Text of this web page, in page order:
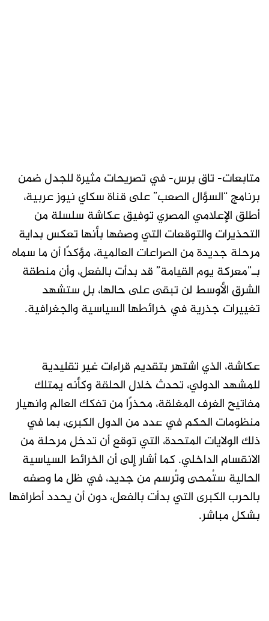
متابعات- تاق برس- في تصريحات مثيرة للجدل ضمن
برنامج “السؤال الصعب” على قناة سكاي نيوز عربية،
أطلق الإعلامي المصري توفيق عكاشة سلسلة من
التحذيرات والتوقعات التي وصفها بأنها تعكس بداية
مرحلة جديدة من الصراعات العالمية، مؤكدًا أن ما سماه
بـ”معركة يوم القيامة” قد بدأت بالفعل، وأن منطقة
الشرق الأوسط لن تبقى على حالها، بل ستشهد
تغييرات جذرية في خرائطها السياسية والجغرافية.
عكاشة، الذي اشتهر بتقديم قراءات غير تقليدية
للمشهد الدولي، تحدث خلال الحلقة وكأنه يمتلك
مفاتيح الغرف المغلقة، محذرًا من تفكك العالم وانهيار
منظومات الحكم في عدد من الدول الكبرى، بما في
ذلك الولايات المتحدة، التي توقع أن تدخل مرحلة من
الانقسام الداخلي. كما أشار إلى أن الخرائط السياسية
الحالية ستُمحى وتُرسم من جديد، في ظل ما وصفه
بالحرب الكبرى التي بدأت بالفعل، دون أن يحدد أطرافها
بشكل مباشر.